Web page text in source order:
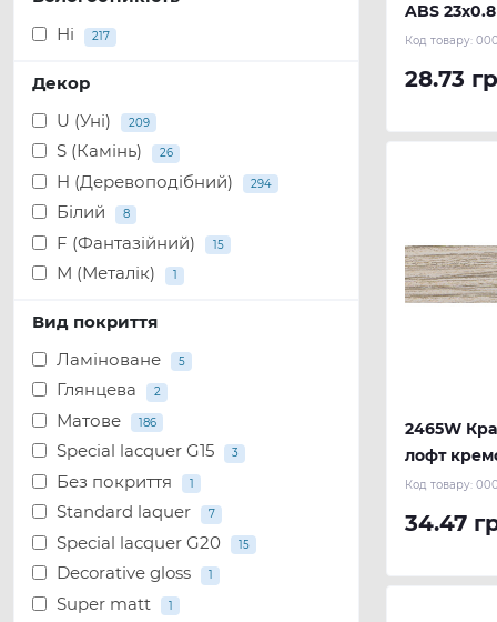
Ні
217
Декор
U (Уні)
209
S (Камінь) 26
H (Деревоподібний) 294
Білий 8
F (Фантазійний) 15
М (Металік) 1
Вид покриття
Ламіноване
5
Глянцева 2
Матове 186
Special lacquer G15 3
Без покриття 1
Standard laquer 7
Special lacquer G20 15
Decorative gloss 1
Super matt 1
ABS
REHAU
Код товару:
28.73
2465W
лофт
м.п.)
Код товару:
34.47